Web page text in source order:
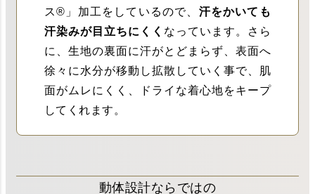
ス®︎」加工をしているので、 汗をかいても
汗染みが目立ちにくく なっています。さら
に、生地の裏面に汗がとどまらず、表面へ
徐々に水分が移動し拡散していく事で、肌
面がムレにくく、ドライな着心地をキープ
してくれます。
動体設計ならではの